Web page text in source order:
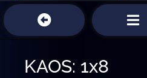
KAOS: 1x8